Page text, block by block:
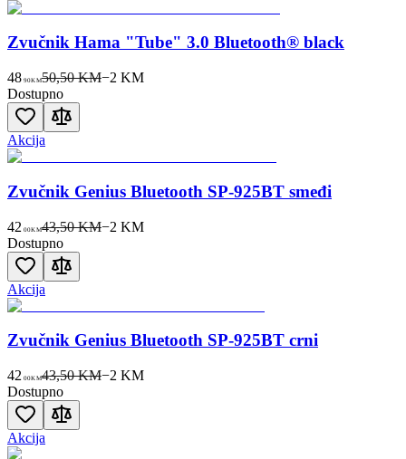
Zvučnik Hama "Tube" 3.0 Bluetooth® black
48 90KM50,50 KM−2 KM
Dostupno
Akcija
Zvučnik Genius Bluetooth SP-925BT smeđi
42 00KM43,50 KM−2 KM
Dostupno
Akcija
Zvučnik Genius Bluetooth SP-925BT crni
42 00KM43,50 KM−2 KM
Dostupno
Akcija